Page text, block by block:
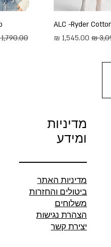
מהירה
ALC -Ryder
מחיר מבצע
מחיר רגיל
מדיניות
ומידע
מדיניות האתר
ביטולים והחזרות
משלוחים
הצהרת נגישות
יצירת קשר